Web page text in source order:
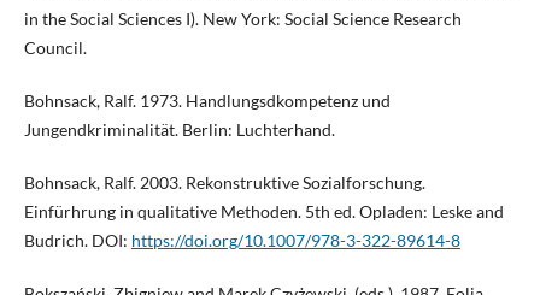
in the Social Sciences I). New York: Social Science Research
Council.
Bohnsack, Ralf. 1973. Handlungsdkompetenz und
Jungendkriminalität. Berlin: Luchterhand.
Bohnsack, Ralf. 2003. Rekonstruktive Sozialforschung.
Einfürhrung in qualitative Methoden. 5th ed. Opladen: Leske and
Budrich. DOI: https://doi.org/10.1007/978-3-322-89614-8